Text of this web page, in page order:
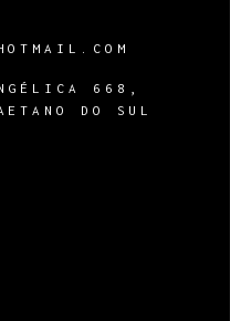
668,
DO SUL